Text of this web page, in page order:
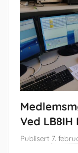
Ved
Publisert 7.